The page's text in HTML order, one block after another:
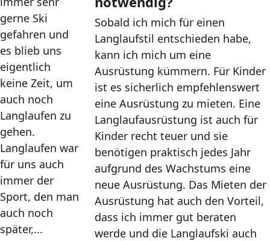
gerne Ski
gefahren und
es blieb uns
eigentlich
keine Zeit, um
auch noch
Langlaufen zu
gehen.
Langlaufen war
für uns auch
immer der
Sport, den man
auch noch
später,...
Sobald ich mich für einen
Langlaufstil entschieden habe,
kann ich mich um eine
Ausrüstung kümmern. Für Kinder
ist es sicherlich empfehlenswert
eine Ausrüstung zu mieten. Eine
Langlaufausrüstung ist auch für
Kinder recht teuer und sie
benötigen praktisch jedes Jahr
aufgrund des Wachstums eine
neue Ausrüstung. Das Mieten der
Ausrüstung hat auch den Vorteil,
dass ich immer gut beraten
werde und die Langlaufski auch